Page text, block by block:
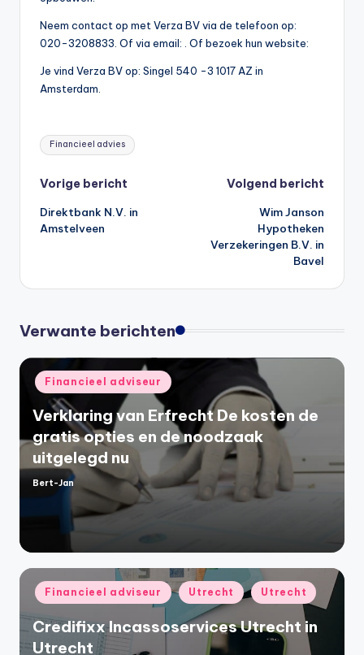
Neem contact op met Verza BV via de telefoon op:
020-3208833. Of via email:
. Of bezoek hun website:
Je vind Verza BV op: Singel 540 -3 1017 AZ in
Amsterdam.
Tags:
Financieel advies
Bericht
navigatie
Vorige bericht
Direktbank N.V. in
Amstelveen
Volgend bericht
Wim Janson
Hypotheken
Verzekeringen B.V. in
Bavel
Verwante berichten
Geplaatst
in
Financieel adviseur
Verklaring van Erfrecht De kosten de
gratis opties en de noodzaak
uitgelegd nu
Geplaatst
door
Bert-Jan
Geplaatst
in
Financieel adviseur Utrecht Utrecht
Credifixx Incassoservices Utrecht in
Utrecht